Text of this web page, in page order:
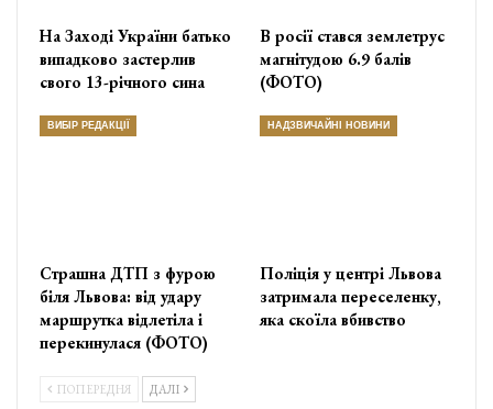
На Заході України батько
випадково застерлив
свого 13-річного сина
В росії стався землетрус
магнітудою 6.9 балів
(ФОТО)
ВИБІР РЕДАКЦІЇ
Страшна ДТП з фурою
біля Львова: від удару
маршрутка відлетіла і
перекинулася (ФОТО)
НАДЗВИЧАЙНІ НОВИНИ
Поліція у центрі Львова
затримала переселенку,
яка скоїла вбивство
ПОПЕРЕДНЯ ДАЛІ